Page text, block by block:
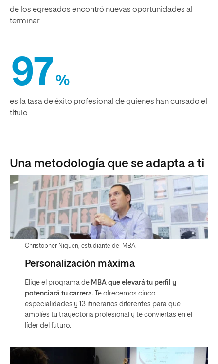
de los egresados encontró nuevas oportunidades al
terminar
97 %
es la tasa de éxito profesional de quienes han cursado el
título
Una metodología que se adapta a ti
Christopher Niquen, estudiante del MBA.
Personalización máxima
Elige el programa de MBA que elevará tu perfil y
potenciará tu carrera. Te ofrecemos cinco
especialidades y 13 itinerarios diferentes para que
amplíes tu trayectoria profesional y te conviertas en el
líder del futuro.